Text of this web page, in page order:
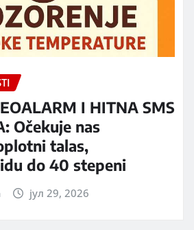
I HITNA SMS
Očekuje nas
talas,
do 40 stepeni
јул 29, 2026